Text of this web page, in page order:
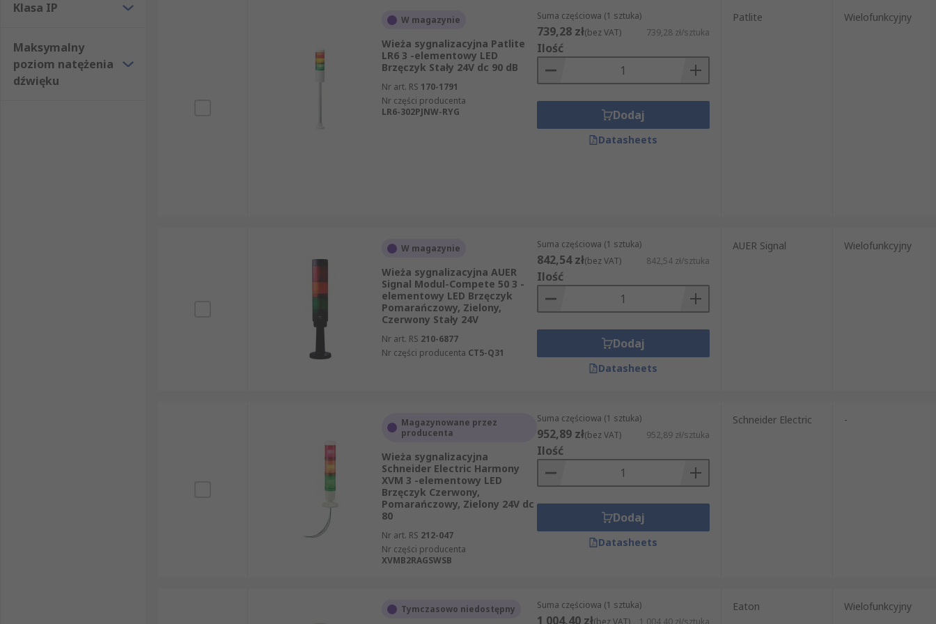
Klasa IP
Maksymalny
poziom natężenia
dźwięku
W magazynie
Wieża sygnalizacyjna Patlite
LR6 3 -elementowy LED
Brzęczyk Stały 24V dc 90 dB
Nr art. RS 170-1791
Nr części producenta
LR6-302PJNW-RYG
Suma częściowa (1 sztuka)
739,28 zł(bez VAT) 739,28 zł/sztuka
Ilość
Dodaj
Datasheets
Patlite Wielofunkcyjny
W magazynie
Wieża sygnalizacyjna AUER
Signal Modul-Compete 50 3 -
elementowy LED Brzęczyk
Pomarańczowy, Zielony,
Czerwony Stały 24V
Nr art. RS 210-6877
Nr części producenta CT5-Q31
Suma częściowa (1 sztuka)
842,54 zł(bez VAT) 842,54 zł/sztuka
Ilość
Dodaj
Datasheets
AUER Signal Wielofunkcyjny
Magazynowane przez
producenta
Wieża sygnalizacyjna
Schneider Electric Harmony
XVM 3 -elementowy LED
Brzęczyk Czerwony,
Pomarańczowy, Zielony 24V dc
80
Nr art. RS 212-047
Nr części producenta
XVMB2RAGSWSB
Suma częściowa (1 sztuka)
952,89 zł(bez VAT) 952,89 zł/sztuka
Ilość
Dodaj
Datasheets
Schneider Electric -
Tymczasowo niedostępny Suma częściowa (1 sztuka)
1 004,40 zł(bez VAT) 1 004,40 zł/sztuka
Eaton Wielofunkcyjny